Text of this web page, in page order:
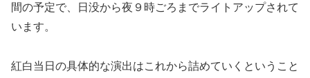
間の予定で、日没から夜９時ごろまでライトアップされて
います。
紅白当日の具体的な演出はこれから詰めていくということ